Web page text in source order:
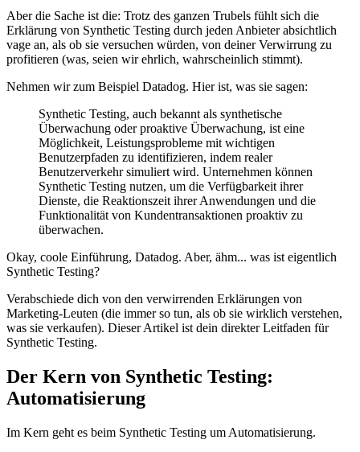
Aber die Sache ist die: Trotz des ganzen Trubels fühlt sich die
Erklärung von Synthetic Testing durch jeden Anbieter absichtlich
vage an, als ob sie versuchen würden, von deiner Verwirrung zu
profitieren (was, seien wir ehrlich, wahrscheinlich stimmt).
Nehmen wir zum Beispiel Datadog. Hier ist, was sie sagen:
Synthetic Testing, auch bekannt als synthetische
Überwachung oder proaktive Überwachung, ist eine
Möglichkeit, Leistungsprobleme mit wichtigen
Benutzerpfaden zu identifizieren, indem realer
Benutzerverkehr simuliert wird. Unternehmen können
Synthetic Testing nutzen, um die Verfügbarkeit ihrer
Dienste, die Reaktionszeit ihrer Anwendungen und die
Funktionalität von Kundentransaktionen proaktiv zu
überwachen.
Okay, coole Einführung, Datadog. Aber, ähm... was ist eigentlich
Synthetic Testing?
Verabschiede dich von den verwirrenden Erklärungen von
Marketing-Leuten (die immer so tun, als ob sie wirklich verstehen,
was sie verkaufen). Dieser Artikel ist dein direkter Leitfaden für
Synthetic Testing.
Der Kern von Synthetic Testing:
Automatisierung
Im Kern geht es beim Synthetic Testing um Automatisierung.